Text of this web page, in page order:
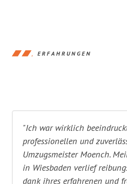
ERFAHRUNGEN
"Ich war wirklich
professionellen und
Umzugsmeister Moench.
in Wiesbaden verlief
dank ihres erfahrenen und